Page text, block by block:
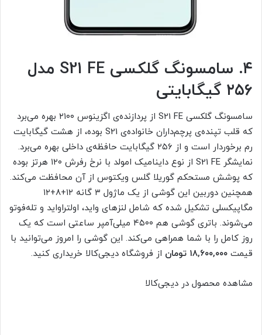
۴. سامسونگ گلکسی S21 FE مدل
۲۵۶ گیگابایتی
سامسونگ گلکسی S21 FE از پردازنده‌ی اگزینوس ۲۱۰۰ بهره می‌برد
که قلب تپنده‌ی پرچم‌داران خانواده‌ی S21 بوده، از هشت گیگابایت
رم برخوردار است و از ۲۵۶ گیگابایت حافظه‌ی داخلی بهره می‌برد.
نمایشگر S21 FE از نوع داینامیک امولد با نرخ رفرش ۱۲۰ هرتز بوده
که پوشش مستحکم گوریلا گلس ویکتوس از آن محافظت می‌کند.
همچنین دوربین این گوشی از یک ماژول ۳ گانه ۱۲+۸+۱۲
مگاپیکسلی تشکیل شده که شامل لنزهای واید، اولتراواید و تله‌فوتو
می‌شوند. باتری گوشی هم ۴۵۰۰ میلی‌آمپر ساعتی است که یک
روز کامل را با شما همراهی می‌کند. این گوشی را امروز می‌توانید با
قیمت ۱۸,۶۰۰,۰۰۰ تومان از فروشگاه دیجی‌کالا خریداری کنید.
مشاهده محصول در دیجی‌کالا